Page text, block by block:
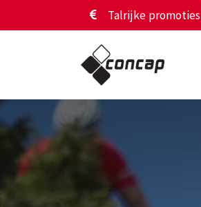
Overslaan naar inhoud Talrijke promoties